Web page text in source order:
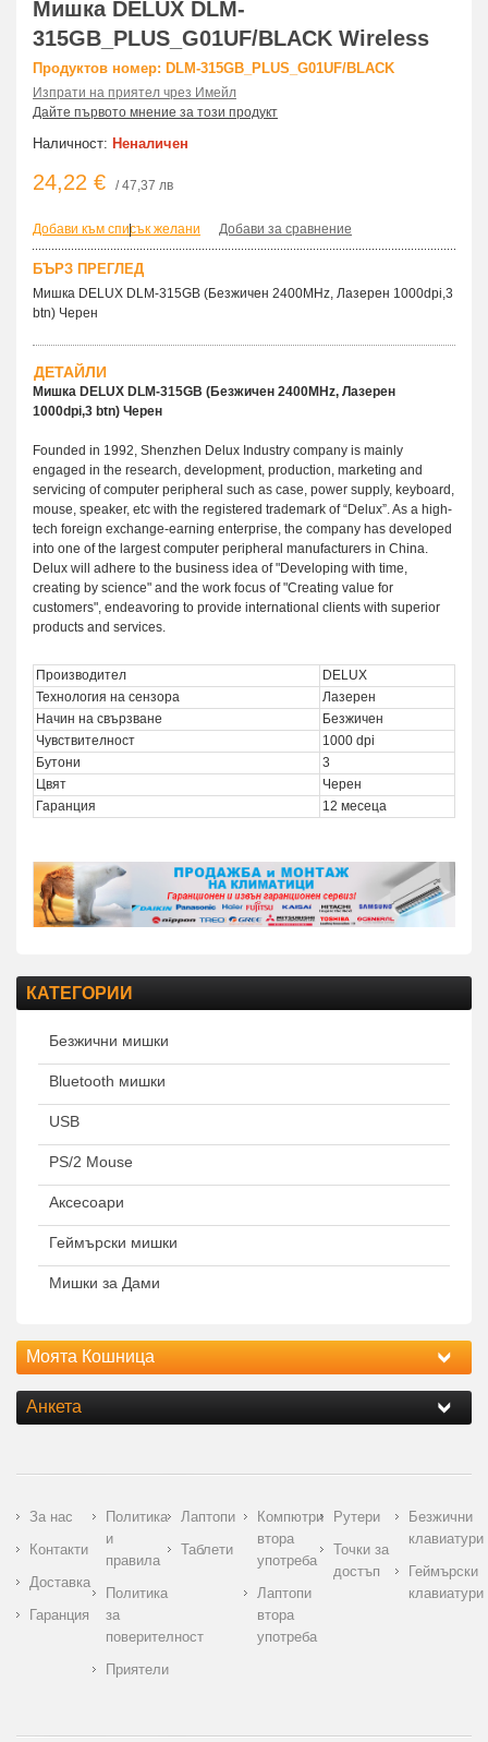
Мишка DELUX DLM-
315GB_PLUS_G01UF/BLACK Wireless
Продуктов номер: DLM-315GB_PLUS_G01UF/BLACK
Изпрати на приятел чрез Имейл
Дайте първото мнение за този продукт
Наличност: Неналичен
24,22 € / 47,37 лв
Добави към списък желани
| Добави за сравнение
БЪРЗ ПРЕГЛЕД
Мишка DELUX DLM-315GB (Безжичен 2400MHz, Лазерен 1000dpi,3
btn) Черен
ДЕТАЙЛИ
Мишка DELUX DLM-315GB (Безжичен 2400MHz, Лазерен
1000dpi,3 btn) Черен
Founded in 1992, Shenzhen Delux Industry company is mainly
engaged in the research, development, production, marketing and
servicing of computer peripheral such as case, power supply, keyboard,
mouse, speaker, etc with the registered trademark of “Delux”. As a high-
tech foreign exchange-earning enterprise, the company has developed
into one of the largest computer peripheral manufacturers in China.
Delux will adhere to the business idea of "Developing with time,
creating by science" and the work focus of "Creating value for
customers", endeavoring to provide international clients with superior
products and services.
Производител
DELUX
Технология на сензора
Лазерен
Начин на свързване
Безжичен
Чувствителност
1000 dpi
Бутони
3
Цвят
Черен
Гаранция
12 месеца
КАТЕГОРИИ
Безжични мишки
Bluetooth мишки
USB
PS/2 Mouse
Аксесоари
Геймърски мишки
Мишки за Дами
Моята Кошница
Анкета
За нас
Контакти
Доставка
Гаранция
Политика
и
правила
Политика
за
поверителност
Приятели
Лаптопи
Таблети
Компютри
втора
употреба
Лаптопи
втора
употреба
Рутери
Точки за
достъп
Безжични
клавиатури
Геймърски
клавиатури